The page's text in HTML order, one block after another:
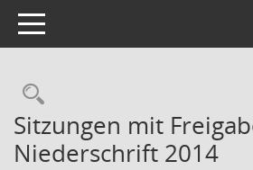
Toggle navigation
Rechercheauswahl
Sitzungen mit
Niederschrift 2014